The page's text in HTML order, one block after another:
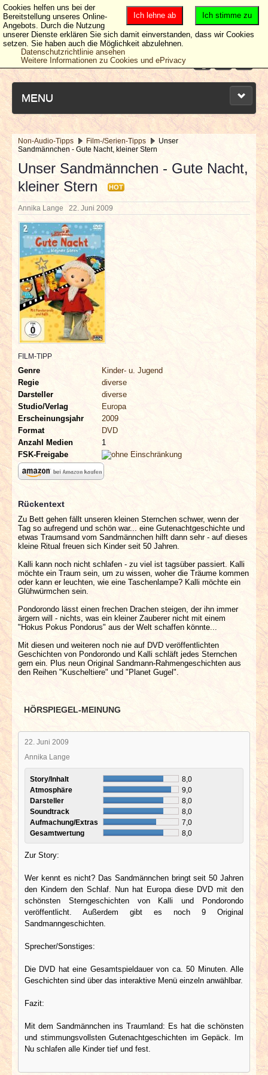
MENU
NEUESTE ARTIKEL
NEWS & DATES
BERICHTE
VERLOSUNGEN
INTERVIEWS
SPECIALS
REDAKTION
LINKS
ARCHIV
Non-Audio-Tipps Film-/Serien-Tipps
Unser
Sandmännchen - Gute Nacht, kleiner Stern
Unser Sandmännchen - Gute Nacht,
kleiner Stern
HOT
Annika Lange 22. Juni 2009
FILM-TIPP
Genre
Kinder- u. Jugend
Regie
diverse
Darsteller
diverse
Studio/Verlag
Europa
Erscheinungsjahr
2009
Format
DVD
Anzahl Medien
1
FSK-Freigabe
Rückentext
Zu Bett gehen fällt unseren kleinen Sternchen schwer, wenn der
Tag so aufregend und schön war... eine Gutenachtgeschichte und
etwas Traumsand vom Sandmännchen hilft dann sehr - auf dieses
kleine Ritual freuen sich Kinder seit 50 Jahren.
Kalli kann noch nicht schlafen - zu viel ist tagsüber passiert. Kalli
möchte ein Traum sein, um zu wissen, woher die Träume kommen
oder kann er leuchten, wie eine Taschenlampe? Kalli möchte ein
Glühwürmchen sein.
Pondorondo lässt einen frechen Drachen steigen, der ihn immer
ärgern will - nichts, was ein kleiner Zauberer nicht mit einem
"Hokus Pokus Pondorus" aus der Welt schaffen könnte...
Mit diesen und weiteren noch nie auf DVD veröffentlichten
Geschichten von Pondorondo und Kalli schläft jedes Sternchen
gern ein. Plus neun Original Sandmann-Rahmengeschichten aus
den Reihen "Kuscheltiere" und "Planet Gugel".
HÖRSPIEGEL-MEINUNG
22. Juni 2009
Annika Lange
Story/Inhalt
8,0
Atmosphäre
9,0
Darsteller
8,0
Soundtrack
8,0
Aufmachung/Extras
7,0
Gesamtwertung
8,0
Zur Story:
Wer kennt es nicht? Das Sandmännchen bringt seit 50 Jahren
den Kindern den Schlaf. Nun hat Europa diese DVD mit den
schönsten Sterngeschichten von Kalli und Pondorondo
veröffentlicht. Außerdem gibt es noch 9 Original
Sandmanngeschichten.
Sprecher/Sonstiges:
Die DVD hat eine Gesamtspieldauer von ca. 50 Minuten. Alle
Geschichten sind über das interaktive Menü einzeln anwählbar.
Fazit:
Mit dem Sandmännchen ins Traumland: Es hat die schönsten
und stimmungsvollsten Gutenachtgeschichten im Gepäck. Im
Nu schlafen alle Kinder tief und fest.
Ich stimme zu
Ich lehne ab
Cookies helfen uns bei der
Bereitstellung unseres Online-
Angebots. Durch die Nutzung
unserer Dienste erklären Sie sich damit einverstanden, dass wir Cookies
setzen. Sie haben auch die Möglichkeit abzulehnen.
Datenschutzrichtlinie ansehen
Weitere Informationen zu Cookies und ePrivacy